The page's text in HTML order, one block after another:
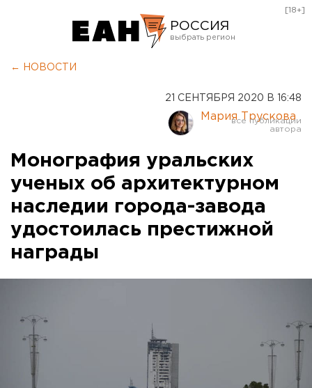
РОССИЯ
Курган
Оренбург
[18+]
← НОВОСТИ
21 СЕНТЯБРЯ 2020 В 16:48
Мария Трускова
Монография уральских
ученых об архитектурном
наследии города-завода
удостоилась престижной
награды